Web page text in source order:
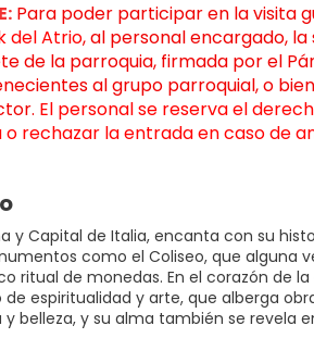
Para poder participar en la visita
del Atrio, al personal encargado,
de la parroquia, firmada por el
al grupo parroquial, o
El personal se reserva el
rechazar la entrada en caso de
y Capital de Italia, encanta con su
como el Coliseo, que alguna
ritual de monedas. En el corazón de
de espiritualidad y arte, que alberga
belleza, y su alma también se revela